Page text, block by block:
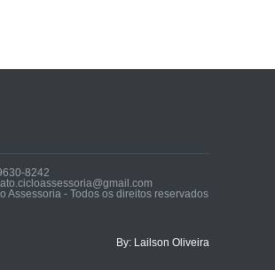
8242
Assessoria - Todos os direitos reservados
By: Lailson Oliveira